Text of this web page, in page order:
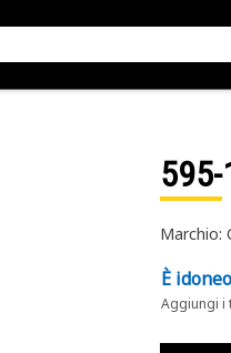
595-
Marchio:
È
Aggiungi i